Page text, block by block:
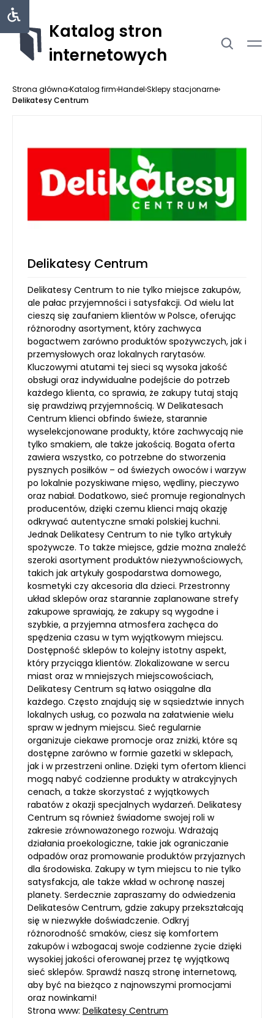
Katalog stron
internetowych
Strona główna›Katalog firm›Handel›Sklepy stacjonarne›
Delikatesy Centrum
Delikatesy Centrum
Delikatesy Centrum to nie tylko miejsce zakupów,
ale pałac przyjemności i satysfakcji. Od wielu lat
cieszą się zaufaniem klientów w Polsce, oferując
różnorodny asortyment, który zachwyca
bogactwem zarówno produktów spożywczych, jak i
przemysłowych oraz lokalnych rarytasów.
Kluczowymi atutami tej sieci są wysoka jakość
obsługi oraz indywidualne podejście do potrzeb
każdego klienta, co sprawia, że zakupy tutaj stają
się prawdziwą przyjemnością. W Delikatesach
Centrum klienci obfindo świeże, starannie
wyselekcjonowane produkty, które zachwycają nie
tylko smakiem, ale także jakością. Bogata oferta
zawiera wszystko, co potrzebne do stworzenia
pysznych posiłków – od świeżych owoców i warzyw
po lokalnie pozyskiwane mięso, wędliny, pieczywo
oraz nabiał. Dodatkowo, sieć promuje regionalnych
producentów, dzięki czemu klienci mają okazję
odkrywać autentyczne smaki polskiej kuchni.
Jednak Delikatesy Centrum to nie tylko artykuły
spożywcze. To także miejsce, gdzie można znaleźć
szeroki asortyment produktów nieżywnościowych,
takich jak artykuły gospodarstwa domowego,
kosmetyki czy akcesoria dla dzieci. Przestronny
układ sklepów oraz starannie zaplanowane strefy
zakupowe sprawiają, że zakupy są wygodne i
szybkie, a przyjemna atmosfera zachęca do
spędzenia czasu w tym wyjątkowym miejscu.
Dostępność sklepów to kolejny istotny aspekt,
który przyciąga klientów. Zlokalizowane w sercu
miast oraz w mniejszych miejscowościach,
Delikatesy Centrum są łatwo osiągalne dla
każdego. Często znajdują się w sąsiedztwie innych
lokalnych usług, co pozwala na załatwienie wielu
spraw w jednym miejscu. Sieć regularnie
organizuje ciekawe promocje oraz zniżki, które są
dostępne zarówno w formie gazetki w sklepach,
jak i w przestrzeni online. Dzięki tym ofertom klienci
mogą nabyć codzienne produkty w atrakcyjnych
cenach, a także skorzystać z wyjątkowych
rabatów z okazji specjalnych wydarzeń. Delikatesy
Centrum są również świadome swojej roli w
zakresie zrównoważonego rozwoju. Wdrażają
działania proekologiczne, takie jak ograniczanie
odpadów oraz promowanie produktów przyjaznych
dla środowiska. Zakupy w tym miejscu to nie tylko
satysfakcja, ale także wkład w ochronę naszej
planety. Serdecznie zapraszamy do odwiedzenia
Delikatesów Centrum, gdzie zakupy przekształcają
się w niezwykłe doświadczenie. Odkryj
różnorodność smaków, ciesz się komfortem
zakupów i wzbogacaj swoje codzienne życie dzięki
wysokiej jakości oferowanej przez tę wyjątkową
sieć sklepów. Sprawdź naszą stronę internetową,
aby być na bieżąco z najnowszymi promocjami
oraz nowinkami!
Strona www: Delikatesy Centrum